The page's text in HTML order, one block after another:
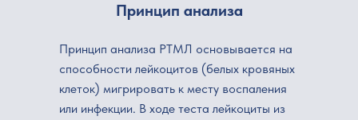
Принцип анализа
Принцип анализа РТМЛ основывается на
способности лейкоцитов (белых кровяных
клеток) мигрировать к месту воспаления
или инфекции. В ходе теста лейкоциты из